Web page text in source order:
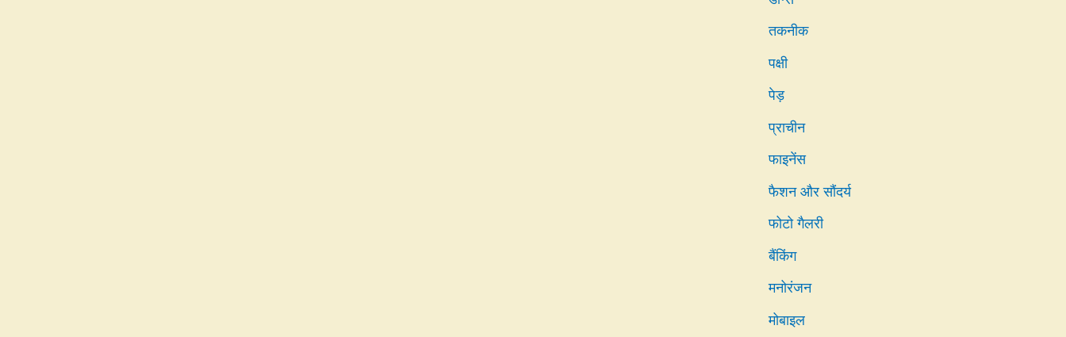
तकनीक
पक्षी
पेड़
प्राचीन
फाइनेंस
फैशन और सौंदर्य
फोटो गैलरी
बैंकिंग
मनोरंजन
मोबाइल